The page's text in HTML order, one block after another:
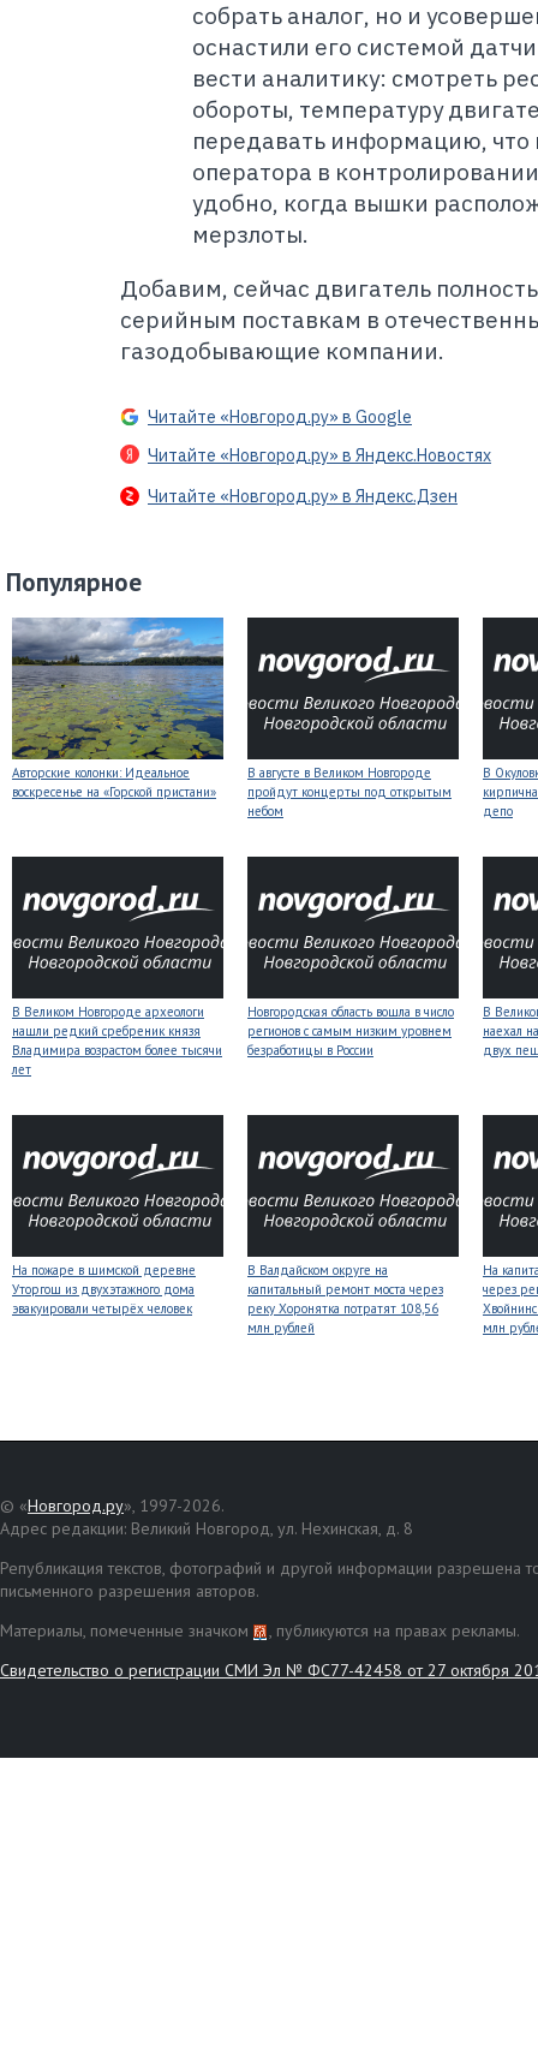
собрать аналог, но и
оснастили его системой
вести аналитику: смотреть
обороты, температуру
передавать информацию, что
оператора в
удобно, когда вышки
мерзлоты.
Добавим, сейчас двигатель
серийным поставкам в
газодобывающие компании.
Читайте «Новгород.ру» в Google
Читайте «Новгород.ру» в Яндекс.Новостях
Читайте «Новгород.ру» в Яндекс.Дзен
Популярное
Авторские колонки: Идеальное
воскресенье на «Горской пристани»
В августе в Великом Новгороде
пройдут концерты под открытым
небом
В
депо
В Великом Новгороде археологи
нашли редкий сребреник князя
Владимира возрастом более тысячи
лет
Новгородская область вошла в число
регионов с самым низким уровнем
безработицы в России
В
наехал
двух
На пожаре в шимской деревне
Уторгош из двухэтажного дома
эвакуировали четырёх человек
В Валдайском округе на
капитальный ремонт моста через
реку Хоронятка потратят 108,56
млн рублей
На
через
млн
© «Новгород.ру», 1997-2026.
Адрес редакции: Великий Новгород, ул. Нехинская, д. 8
Републикация текстов, фотографий и другой информации разрешена
письменного разрешения авторов.
Материалы, помеченные значком
, публикуются на правах рекламы.
Свидетельство о регистрации СМИ Эл № ФС77-42458 от 27 октября